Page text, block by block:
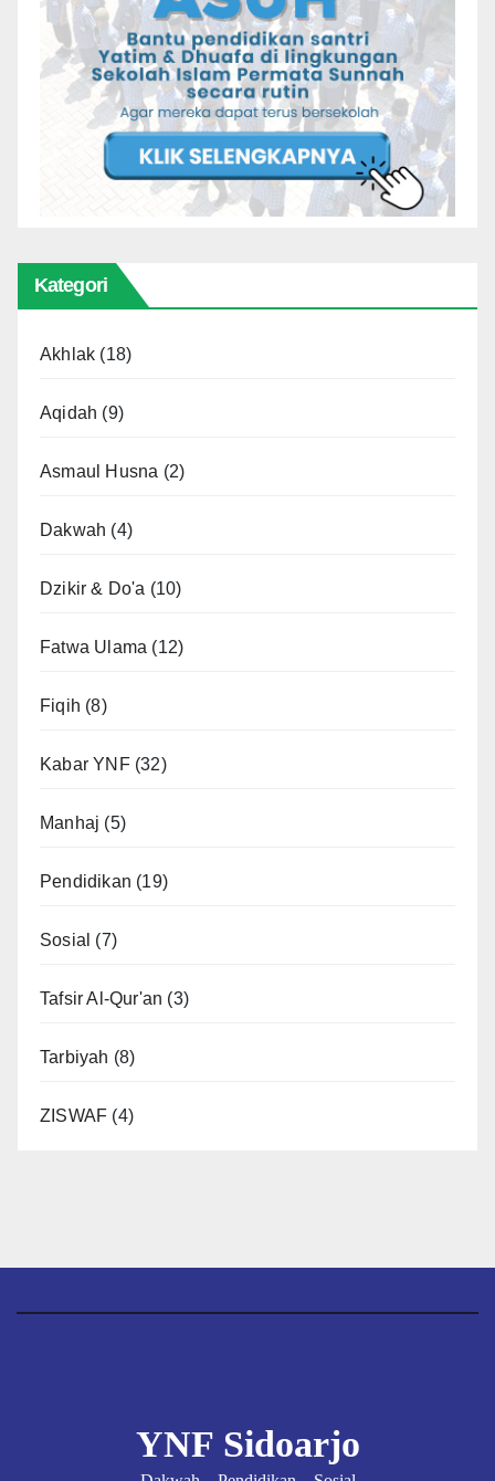
Kategori
Akhlak (18)
Aqidah (9)
Asmaul Husna (2)
Dakwah (4)
Dzikir & Do'a (10)
Fatwa Ulama (12)
Fiqih (8)
Kabar YNF(32)
Manhaj (5)
Pendidikan (19)
Sosial (7)
Tafsir Al-Qur'an (3)
Tarbiyah (8)
ZISWAF (4)
YNF Sidoarjo